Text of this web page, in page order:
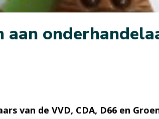
van de VVD, CDA, D66 en